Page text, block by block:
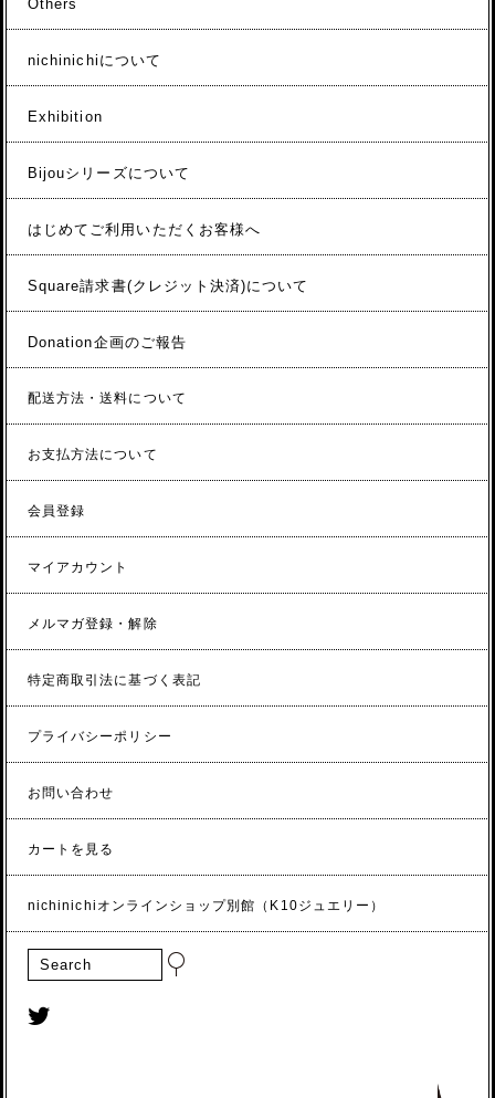
Others
nichinichiについて
Exhibition
Bijouシリーズについて
はじめてご利用いただくお客様へ
Square請求書(クレジット決済)について
Donation企画のご報告
配送方法・送料について
お支払方法について
会員登録
マイアカウント
メルマガ登録・解除
特定商取引法に基づく表記
プライバシーポリシー
お問い合わせ
カートを見る
nichinichiオンラインショップ別館（K10ジュエリー）